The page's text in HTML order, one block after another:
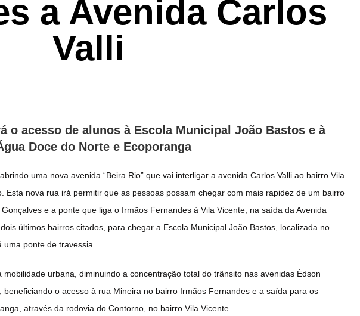
a Avenida Carlos
Valli
o acesso de alunos à Escola Municipal João Bastos e à
Doce do Norte e Ecoporanga
uma nova avenida “Beira Rio” que vai interligar a avenida Carlos Valli ao bairro Vila
Esta nova rua irá permitir que as pessoas possam chegar com mais rapidez de um bairro
e a ponte que liga o Irmãos Fernandes à Vila Vicente, na saída da Avenida
últimos bairros citados, para chegar a Escola Municipal João Bastos, localizada no
ponte de travessia.
urbana, diminuindo a concentração total do trânsito nas avenidas Édson
beneficiando o acesso à rua Mineira no bairro Irmãos Fernandes e a saída para os
através da rodovia do Contorno, no bairro Vila Vicente.